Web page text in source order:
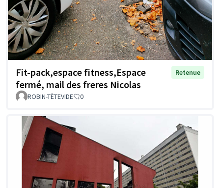
Fit-pack,espace fitness,Espace
fermé, mail des freres Nicolas
Retenue
ROBIN-TÈTEVIDE 0